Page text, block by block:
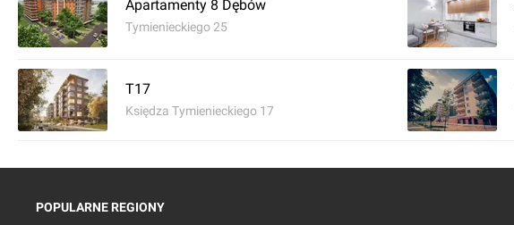
Apartamenty 8 Dębów
Tymienieckiego 25
T17
Księdza Tymienieckiego 17
POPULARNE REGIONY